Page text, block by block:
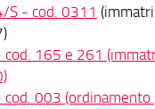
S - cod. 0311
165 e 261
003 (ordinamento